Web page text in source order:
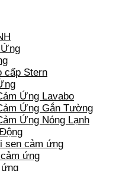
cấp Stern
Ứng Lavabo
Ứng Gắn Tường
Ứng Nóng Lạnh
sen cảm ứng
ứng